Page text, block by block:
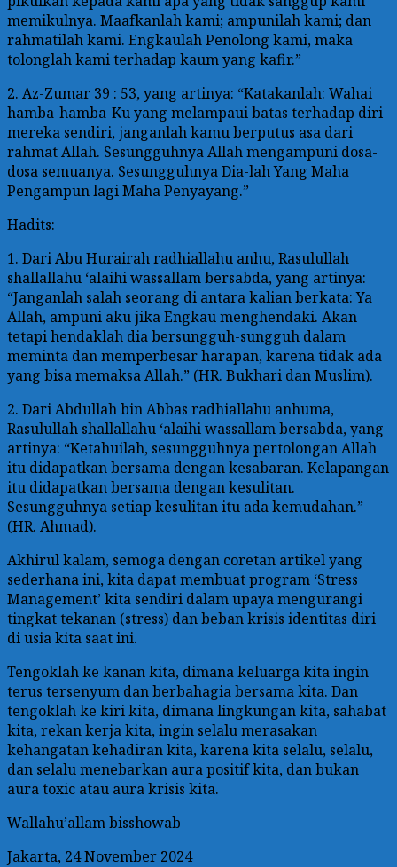
memikulnya. Maafkanlah kami; ampunilah kami; dan
rahmatilah kami. Engkaulah Penolong kami, maka
tolonglah kami terhadap kaum yang kafir.”
2. Az-Zumar 39 : 53, yang artinya: “Katakanlah: Wahai
hamba-hamba-Ku yang melampaui batas terhadap diri
mereka sendiri, janganlah kamu berputus asa dari
rahmat Allah. Sesungguhnya Allah mengampuni dosa-
dosa semuanya. Sesungguhnya Dia-lah Yang Maha
Pengampun lagi Maha Penyayang.”
Hadits:
1. Dari Abu Hurairah radhiallahu anhu, Rasulullah
shallallahu ‘alaihi wassallam bersabda, yang artinya:
“Janganlah salah seorang di antara kalian berkata: Ya
Allah, ampuni aku jika Engkau menghendaki. Akan
tetapi hendaklah dia bersungguh-sungguh dalam
meminta dan memperbesar harapan, karena tidak ada
yang bisa memaksa Allah.” (HR. Bukhari dan Muslim).
2. Dari Abdullah bin Abbas radhiallahu anhuma,
Rasulullah shallallahu ‘alaihi wassallam bersabda, yang
artinya: “Ketahuilah, sesungguhnya pertolongan Allah
itu didapatkan bersama dengan kesabaran. Kelapangan
itu didapatkan bersama dengan kesulitan.
Sesungguhnya setiap kesulitan itu ada kemudahan.”
(HR. Ahmad).
Akhirul kalam, semoga dengan coretan artikel yang
sederhana ini, kita dapat membuat program ‘Stress
Management’ kita sendiri dalam upaya mengurangi
tingkat tekanan (stress) dan beban krisis identitas diri
di usia kita saat ini.
Tengoklah ke kanan kita, dimana keluarga kita ingin
terus tersenyum dan berbahagia bersama kita. Dan
tengoklah ke kiri kita, dimana lingkungan kita, sahabat
kita, rekan kerja kita, ingin selalu merasakan
kehangatan kehadiran kita, karena kita selalu, selalu,
dan selalu menebarkan aura positif kita, dan bukan
aura toxic atau aura krisis kita.
Wallahu’allam bisshowab
Jakarta, 24 November 2024